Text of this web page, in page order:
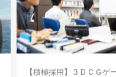
【積極採用】３ＤＣＧゲ